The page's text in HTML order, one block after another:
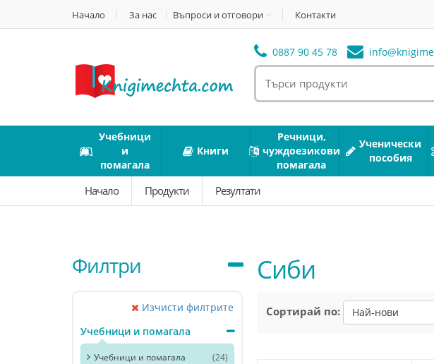
Начало За нас Въпроси и отговори Контакти
0887 90 45 78 info@
Учебници
и
помагала
Книги
Речници,
чуждоезикови
помагала
Ученически
пособия
Начало Продукти Резултати
Филтри
Изчисти филтрите
Учебници и помагала
Учебници и помагала (24)
Сиби
Сортирай по: Най-нови